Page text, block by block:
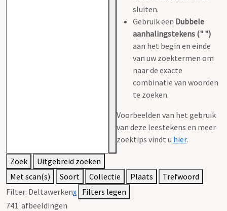
sluiten.
Gebruik een Dubbele
aanhalingstekens (" ")
aan het begin en einde
van uw zoektermen om
naar de exacte
combinatie van woorden
te zoeken.
Voorbeelden van het gebruik
van deze leestekens en meer
zoektips vindt u hier.
Zoek
Uitgebreid zoeken
Met scan(s)
Soort Collectie Plaats
Trefwoord
Filter: Deltawerkenx Filters legen
741 afbeeldingen